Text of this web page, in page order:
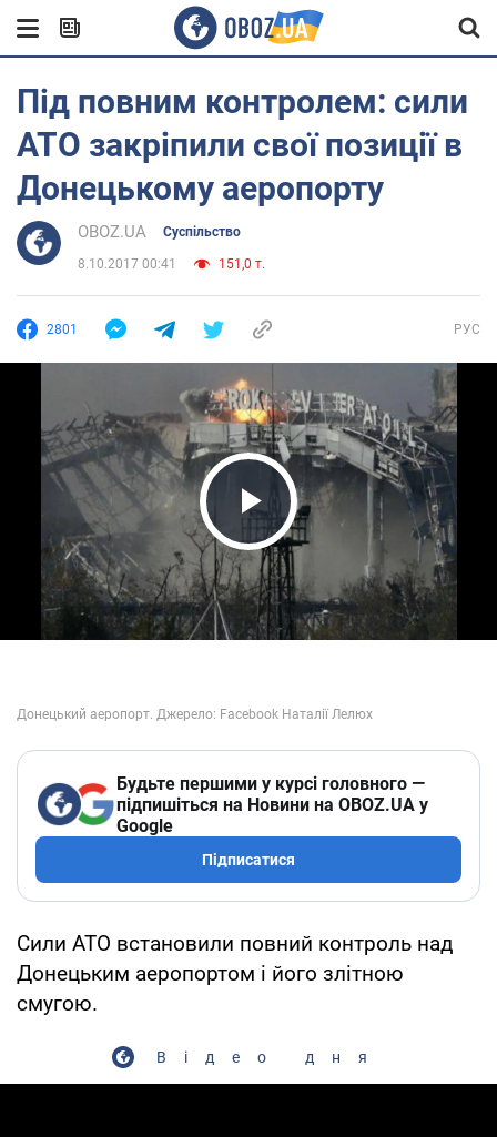
Під повним контролем: сили
АТО закріпили свої позиції в
Донецькому аеропорту
OBOZ.UA Суспільство
8.10.2017 00:41 151,0 т.
2801 РУС
Play Video
Будьте першими у курсі головного —
підпишіться на Новини на OBOZ.UA у
Google
Підписатися
Сили АТО встановили повний контроль над
Донецьким аеропортом і його злітною
смугою.
Відео дня